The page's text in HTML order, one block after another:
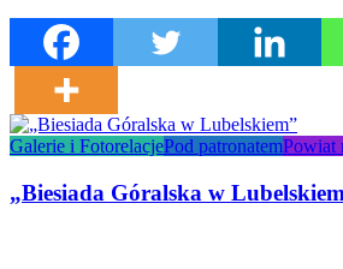
Galerie i FotorelacjePod patronatemPowiat
„Biesiada Góralska w